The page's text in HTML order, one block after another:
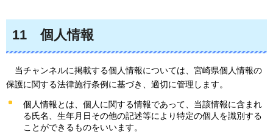
11 個人情報
当チャンネルに掲載する個人情報については、宮崎県個人情報の
保護に関する法律施行条例に基づき、適切に管理します。
個人情報とは、個人に関する情報であって、当該情報に含まれ
る氏名、生年月日その他の記述等により特定の個人を識別する
ことができるものをいいます。